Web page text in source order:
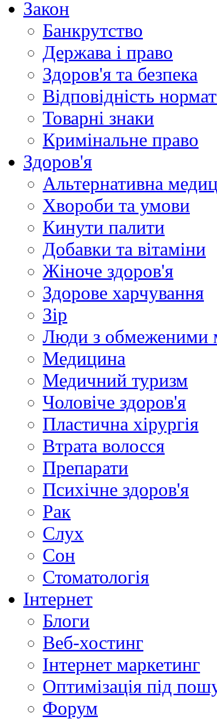
Закон
Банкрутство
Держава і право
Здоров'я та безпека
Відповідність
Товарні знаки
Кримінальне право
Здоров'я
Альтернативна
Хвороби та умови
Кинути палити
Добавки та вітаміни
Жіноче здоров'я
Здорове харчування
Зір
Люди з обмеженими
Медицина
Медичний туризм
Чоловіче здоров'я
Пластична хірургія
Втрата волосся
Препарати
Психічне здоров'я
Рак
Слух
Сон
Стоматологія
Інтернет
Блоги
Веб-хостинг
Інтернет маркетинг
Оптимізація під
Форум